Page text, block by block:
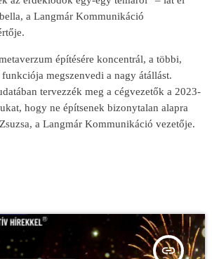
a Langmár Kommunikáció
építésére koncentrál, a többi,
megszenvedi a nagy átállást.
tervezzék meg a cégvezetők a 2023-
hogy ne építsenek bizonytalan alapra
a Langmár Kommunikáció vezetője.
insert_link